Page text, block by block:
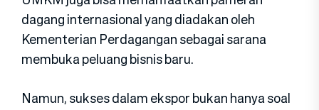
dagang internasional yang diadakan oleh
Kementerian Perdagangan sebagai sarana
membuka peluang bisnis baru.
Namun, sukses dalam ekspor bukan hanya soal